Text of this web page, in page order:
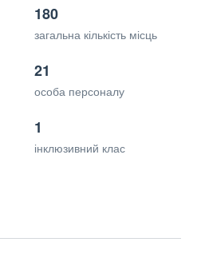
180
загальна кількість місць
21
особа персоналу
1
інклюзивний клас